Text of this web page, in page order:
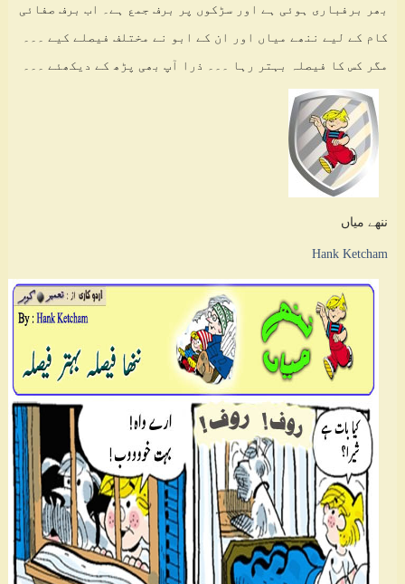
بھر برفباری ہوئی ہے اور سڑکوں پر برف جمع ہے۔ اب برف صفائی
کام کے لیے ننھے میاں اور ان کے ابو نے مختلف فیصلے کیے ۔۔۔
مگر کس کا فیصلہ بہتر رہا ۔۔۔ ذرا آپ بھی پڑھ کے دیکھئے ۔۔۔
ننھے میاں
Hank Ketcham